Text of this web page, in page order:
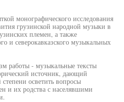
монографического исследования
грузинской народной музыки в
племен, а также
и северокавказского музыкальных
работы - музыкальные тексты
источник, дающий
осветить вопросы
и их родства с населявшими